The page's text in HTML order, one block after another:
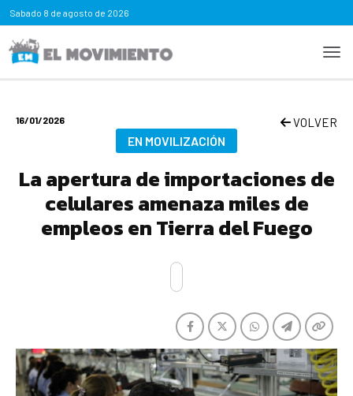
Sabado 8 de agosto de 2026
16/01/2026 VOLVER
EN MOVILIZACIÓN
La apertura de importaciones de
celulares amenaza miles de
empleos en Tierra del Fuego